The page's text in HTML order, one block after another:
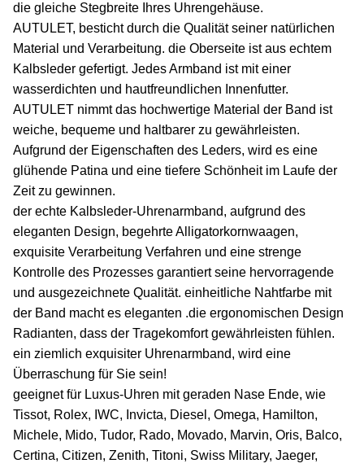
die gleiche Stegbreite Ihres Uhrengehäuse.
AUTULET, besticht durch die Qualität seiner natürlichen
Material und Verarbeitung. die Oberseite ist aus echtem
Kalbsleder gefertigt. Jedes Armband ist mit einer
wasserdichten und hautfreundlichen Innenfutter.
AUTULET nimmt das hochwertige Material der Band ist
weiche, bequeme und haltbarer zu gewährleisten.
Aufgrund der Eigenschaften des Leders, wird es eine
glühende Patina und eine tiefere Schönheit im Laufe der
Zeit zu gewinnen.
der echte Kalbsleder-Uhrenarmband, aufgrund des
eleganten Design, begehrte Alligatorkornwaagen,
exquisite Verarbeitung Verfahren und eine strenge
Kontrolle des Prozesses garantiert seine hervorragende
und ausgezeichnete Qualität. einheitliche Nahtfarbe mit
der Band macht es eleganten .die ergonomischen Design
Radianten, dass der Tragekomfort gewährleisten fühlen.
ein ziemlich exquisiter Uhrenarmband, wird eine
Überraschung für Sie sein!
geeignet für Luxus-Uhren mit geraden Nase Ende, wie
Tissot, Rolex, IWC, Invicta, Diesel, Omega, Hamilton,
Michele, Mido, Tudor, Rado, Movado, Marvin, Oris, Balco,
Certina, Citizen, Zenith, Titoni, Swiss Military, Jaeger,